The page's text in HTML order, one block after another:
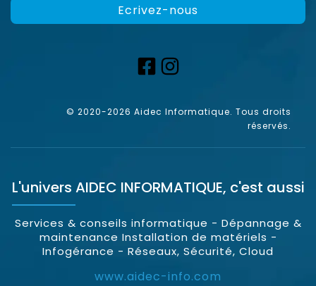
Ecrivez-nous
© 2020-2026 Aidec Informatique. Tous droits
réservés.
L'univers AIDEC INFORMATIQUE, c'est aussi
Services & conseils informatique - Dépannage &
maintenance Installation de matériels -
Infogérance - Réseaux, Sécurité, Cloud
www.aidec-info.com